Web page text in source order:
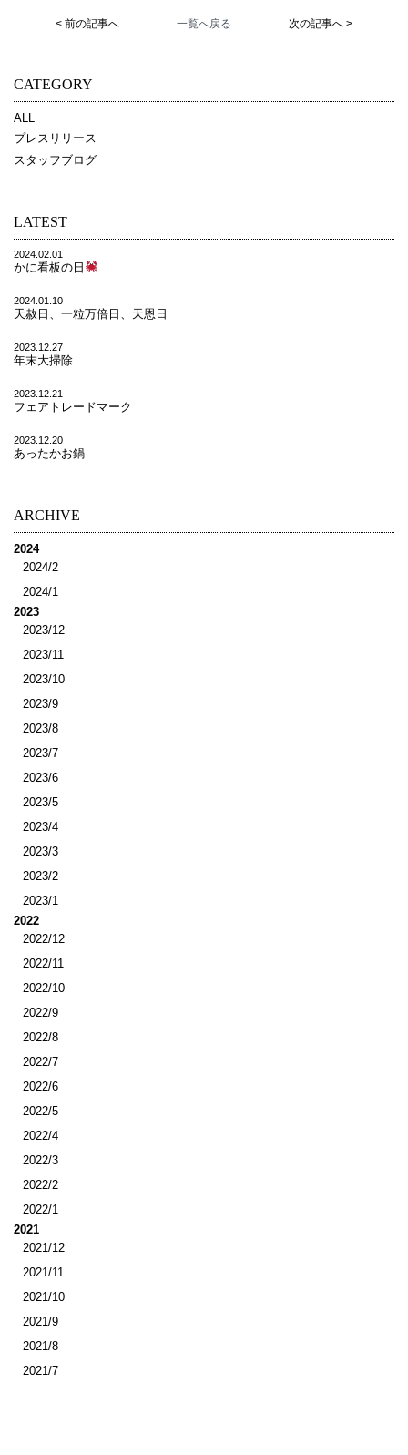
< 前の記事へ 一覧へ戻る 次の記事へ >
CATEGORY
ALL
プレスリリース
スタッフブログ
LATEST
2024.02.01
かに看板の日
2024.01.10
天赦日、一粒万倍日、天恩日
2023.12.27
年末大掃除
2023.12.21
フェアトレードマーク
2023.12.20
あったかお鍋
ARCHIVE
2024
2024/2
2024/1
2023
2023/12
2023/11
2023/10
2023/9
2023/8
2023/7
2023/6
2023/5
2023/4
2023/3
2023/2
2023/1
2022
2022/12
2022/11
2022/10
2022/9
2022/8
2022/7
2022/6
2022/5
2022/4
2022/3
2022/2
2022/1
2021
2021/12
2021/11
2021/10
2021/9
2021/8
2021/7